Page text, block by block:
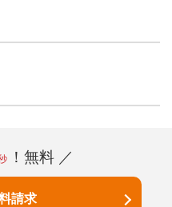
！無料 ／
請求